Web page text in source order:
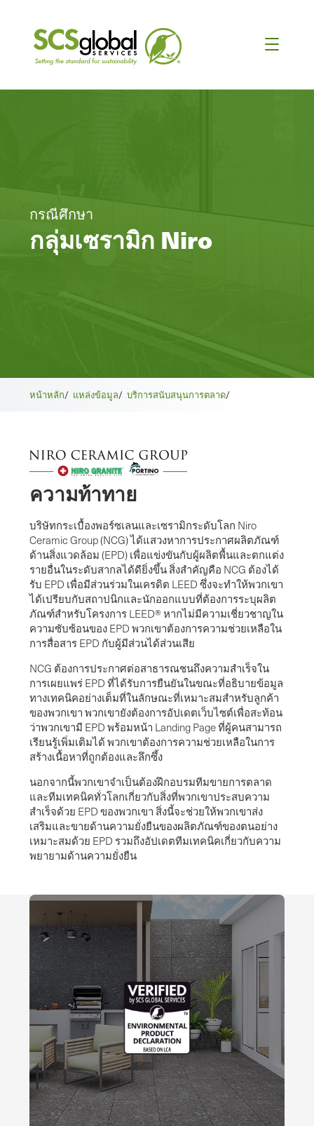
กรณีศึกษา
กลุ่มเซรามิก Niro
หน้าหลัก/ แหล่งข้อมูล/ บริการสนับสนุนการตลาด/
ความท้าทาย
บริษัทกระเบื้องพอร์ซเลนและเซรามิกระดับโลก Niro
Ceramic Group (NCG) ได้แสวงหาการประกาศผลิตภัณฑ์
ด้านสิ่งแวดล้อม (EPD) เพื่อแข่งขันกับผู้ผลิตพื้นและตกแต่ง
รายอื่นในระดับสากลได้ดียิ่งขึ้น สิ่งสําคัญคือ NCG ต้องได้
รับ EPD เพื่อมีส่วนร่วมในเครดิต LEED ซึ่งจะทําให้พวกเขา
ได้เปรียบกับสถาปนิกและนักออกแบบที่ต้องการระบุผลิต
ภัณฑ์สําหรับโครงการ LEED® หากไม่มีความเชี่ยวชาญใน
ความซับซ้อนของ EPD พวกเขาต้องการความช่วยเหลือใน
การสื่อสาร EPD กับผู้มีส่วนได้ส่วนเสีย
NCG ต้องการประกาศต่อสาธารณชนถึงความสําเร็จใน
การเผยแพร่ EPD ที่ได้รับการยืนยันในขณะที่อธิบายข้อมูล
ทางเทคนิคอย่างเต็มที่ในลักษณะที่เหมาะสมสําหรับลูกค้า
ของพวกเขา พวกเขายังต้องการอัปเดตเว็บไซต์เพื่อสะท้อน
ว่าพวกเขามี EPD พร้อมหน้า Landing Page ที่ผู้คนสามารถ
เรียนรู้เพิ่มเติมได้ พวกเขาต้องการความช่วยเหลือในการ
สร้างเนื้อหาที่ถูกต้องและลึกซึ้ง
นอกจากนี้พวกเขาจําเป็นต้องฝึกอบรมทีมขายการตลาด
และทีมเทคนิคทั่วโลกเกี่ยวกับสิ่งที่พวกเขาประสบความ
สําเร็จด้วย EPD ของพวกเขา สิ่งนี้จะช่วยให้พวกเขาส่ง
เสริมและขายด้านความยั่งยืนของผลิตภัณฑ์ของตนอย่าง
เหมาะสมด้วย EPD รวมถึงอัปเดตทีมเทคนิคเกี่ยวกับความ
พยายามด้านความยั่งยืน